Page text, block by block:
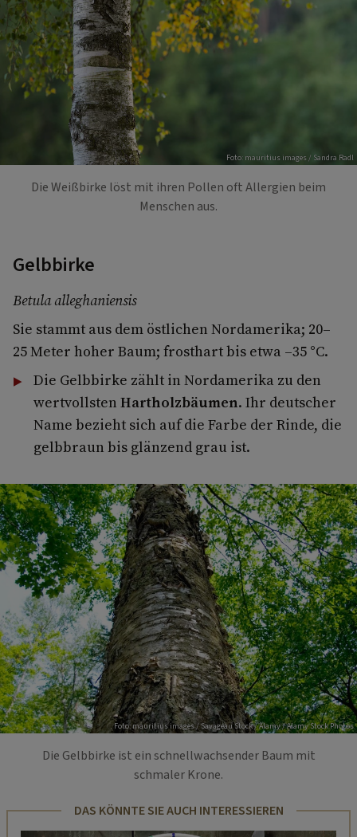
Foto: mauritius images / Sandra Radl
Die Weißbirke löst mit ihren Pollen oft Allergien beim
Menschen aus.
Gelbbirke
Betula alleghaniensis
Sie stammt aus dem östlichen Nordamerika; 20–
25 Meter hoher Baum; frosthart bis etwa –35 °C.
Die Gelbbirke zählt in Nordamerika zu den
wertvollsten Hartholzbäumen. Ihr deutscher
Name bezieht sich auf die Farbe der Rinde, die
gelbbraun bis glänzend grau ist.
Foto: mauritius images / Savageau Stock / Alamy / Alamy Stock Photos
Die Gelbbirke ist ein schnellwachsender Baum mit
schmaler Krone.
DAS KÖNNTE SIE AUCH INTERESSIEREN